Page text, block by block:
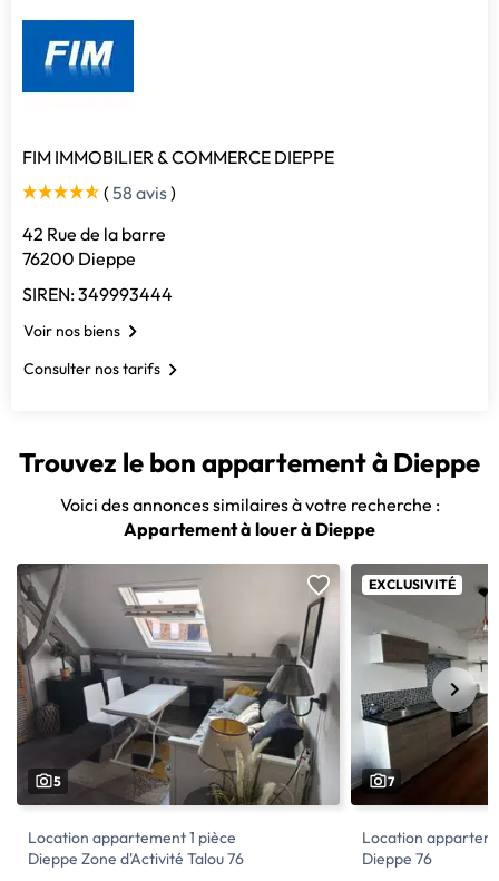
FIM IMMOBILIER & COMMERCE DIEPPE
( 58 avis)
42 Rue de la barre
76200 Dieppe
SIREN: 349993444
Voir nos biens
Consulter nos tarifs
Trouvez le bon appartement à Dieppe
Voici des annonces similaires à votre recherche :
Appartement à louer à Dieppe
5
Location appartement 1 pièce
Dieppe Zone d'Activité Talou 76
EXCLUSIVITÉ
7
Location
Dieppe 76